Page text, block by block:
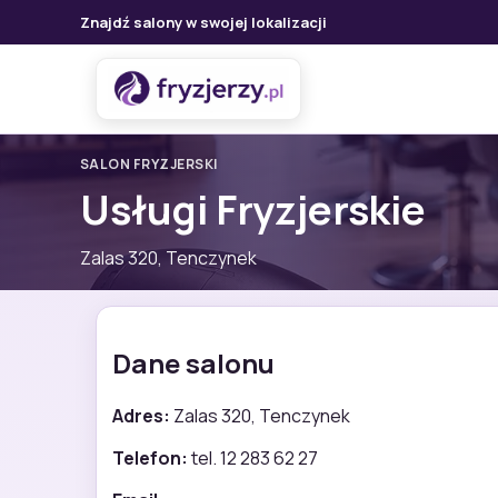
Znajdź salony w swojej lokalizacji
SALON FRYZJERSKI
Usługi Fryzjerskie
Zalas 320, Tenczynek
Dane salonu
Adres: Zalas 320, Tenczynek
Telefon: tel. 12 283 62 27